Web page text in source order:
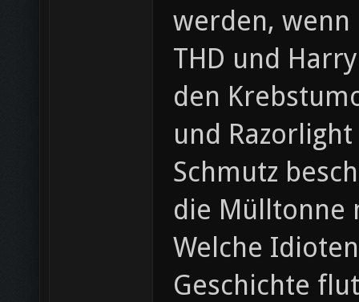
werden, wenn
THD und
den
und
Schmutz
die Mülltonne
Welche
Geschichte